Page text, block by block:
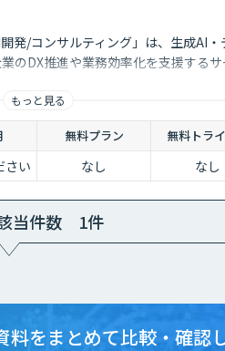
発/コンサルティング」は、生成AI・
のDX推進や業務効率化を支援する
もっと見る
無料プラン 無料トラ
さい なし なし
当件数 1件
料をまとめて比較・確認